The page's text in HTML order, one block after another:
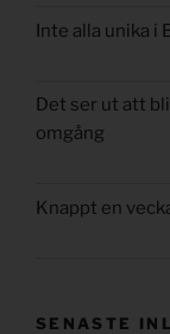
Inte alla unika i
Det ser ut att
omgång
Knappt en
SENASTE